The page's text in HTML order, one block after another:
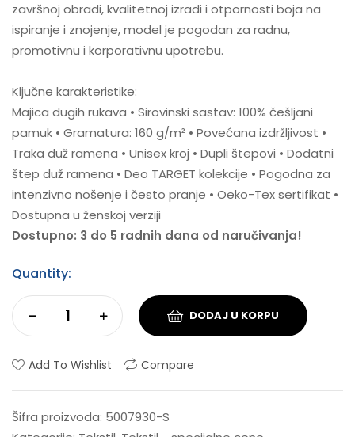
završnoj obradi, kvalitetnoj izradi i otpornosti boja na
ispiranje i znojenje, model je pogodan za radnu,
promotivnu i korporativnu upotrebu.
Ključne karakteristike:
Majica dugih rukava • Sirovinski sastav: 100% češljani
pamuk • Gramatura: 160 g/m² • Povećana izdržljivost •
Traka duž ramena • Unisex kroj • Dupli štepovi • Dodatni
štep duž ramena • Deo TARGET kolekcije • Pogodna za
intenzivno nošenje i često pranje • Oeko-Tex sertifikat •
Dostupna u ženskoj verziji
Dostupno: 3 do 5 radnih dana od naručivanja!
Quantity:
DODAJ U KORPU
Add To Wishlist Compare
Šifra proizvoda: 5007930-S